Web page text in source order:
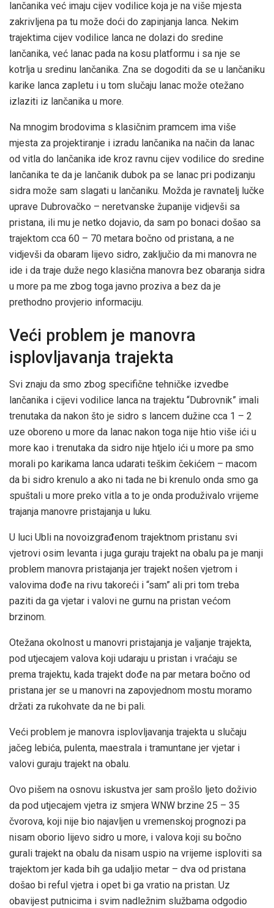
lančanika već imaju cijev vodilice koja je na više mjesta
zakrivljena pa tu može doći do zapinjanja lanca. Nekim
trajektima cijev vodilice lanca ne dolazi do sredine
lančanika, već lanac pada na kosu platformu i sa nje se
kotrlja u sredinu lančanika. Zna se dogoditi da se u lančaniku
karike lanca zapletu i u tom slučaju lanac može otežano
izlaziti iz lančanika u more.
Na mnogim brodovima s klasičnim pramcem ima više
mjesta za projektiranje i izradu lančanika na način da lanac
od vitla do lančanika ide kroz ravnu cijev vodilice do sredine
lančanika te da je lančanik dubok pa se lanac pri podizanju
sidra može sam slagati u lančaniku. Možda je ravnatelj lučke
uprave Dubrovačko – neretvanske županije vidjevši sa
pristana, ili mu je netko dojavio, da sam po bonaci došao sa
trajektom cca 60 – 70 metara bočno od pristana, a ne
vidjevši da obaram lijevo sidro, zaključio da mi manovra ne
ide i da traje duže nego klasična manovra bez obaranja sidra
u more pa me zbog toga javno proziva a bez da je
prethodno provjerio informaciju.
Veći problem je manovra
isplovljavanja trajekta
Svi znaju da smo zbog specifične tehničke izvedbe
lančanika i cijevi vodilice lanca na trajektu “Dubrovnik” imali
trenutaka da nakon što je sidro s lancem dužine cca 1 – 2
uze oboreno u more da lanac nakon toga nije htio više ići u
more kao i trenutaka da sidro nije htjelo ići u more pa smo
morali po karikama lanca udarati teškim čekićem – macom
da bi sidro krenulo a ako ni tada ne bi krenulo onda smo ga
spuštali u more preko vitla a to je onda produživalo vrijeme
trajanja manovre pristajanja u luku.
U luci Ubli na novoizgrađenom trajektnom pristanu svi
vjetrovi osim levanta i juga guraju trajekt na obalu pa je manji
problem manovra pristajanja jer trajekt nošen vjetrom i
valovima dođe na rivu takoreći i “sam” ali pri tom treba
paziti da ga vjetar i valovi ne gurnu na pristan većom
brzinom.
Otežana okolnost u manovri pristajanja je valjanje trajekta,
pod utjecajem valova koji udaraju u pristan i vraćaju se
prema trajektu, kada trajekt dođe na par metara bočno od
pristana jer se u manovri na zapovjednom mostu moramo
držati za rukohvate da ne bi pali.
Veći problem je manovra isplovljavanja trajekta u slučaju
jačeg lebića, pulenta, maestrala i tramuntane jer vjetar i
valovi guraju trajekt na obalu.
Ovo pišem na osnovu iskustva jer sam prošlo ljeto doživio
da pod utjecajem vjetra iz smjera WNW brzine 25 – 35
čvorova, koji nije bio najavljen u vremenskoj prognozi pa
nisam oborio lijevo sidro u more, i valova koji su bočno
gurali trajekt na obalu da nisam uspio na vrijeme isploviti sa
trajektom jer kada bih ga udaljio metar – dva od pristana
došao bi reful vjetra i opet bi ga vratio na pristan. Uz
obavijest putnicima i svim nadležnim službama odgodio